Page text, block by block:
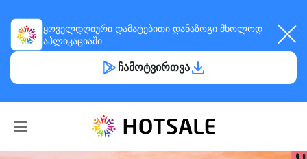
ყოველდღიური დამატებითი დანაზოგი მხოლოდ
აპლიკაციაში
ჩამოტვირთვა